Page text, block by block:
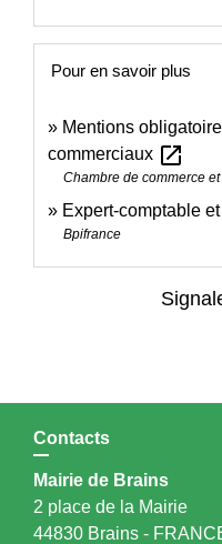
Pour en savoir plus
Mentions
commerciaux open_in_new
Chambre de commerce
Expert-comptable
Bpifrance
Contacts
Mairie de Brains
2 place de la Mairie
44830 Brains -